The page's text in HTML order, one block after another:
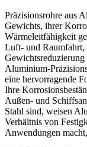
Präzisionsrohre aus
Gewichts, ihrer
Wärmeleitfähigkeit
Luft- und
Gewichtsreduzierung
Aluminium-
eine hervorragende
Ihre
Außen- und
Stahl sind, weisen
Verhältnis von
Anwendungen